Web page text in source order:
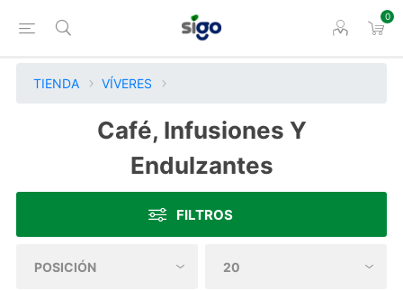
0
TIENDA VÍVERES
Café, Infusiones Y
Endulzantes
FILTROS